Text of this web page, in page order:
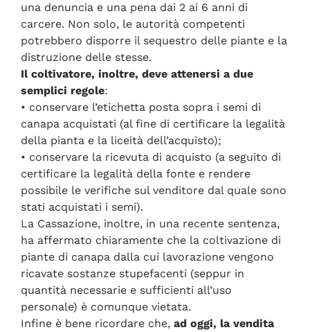
una denuncia e una pena dai 2 ai 6 anni di
carcere. Non solo, le autorità competenti
potrebbero disporre il sequestro delle piante e la
distruzione delle stesse.
Il coltivatore, inoltre, deve attenersi a due
semplici regole:
• conservare l’etichetta posta sopra i semi di
canapa acquistati (al fine di certificare la legalità
della pianta e la liceità dell’acquisto);
• conservare la ricevuta di acquisto (a seguito di
certificare la legalità della fonte e rendere
possibile le verifiche sul venditore dal quale sono
stati acquistati i semi).
La Cassazione, inoltre, in una recente sentenza,
ha affermato chiaramente che la coltivazione di
piante di canapa dalla cui lavorazione vengono
ricavate sostanze stupefacenti (seppur in
quantità necessarie e sufficienti all’uso
personale) è comunque vietata.
Infine è bene ricordare che, ad oggi, la vendita